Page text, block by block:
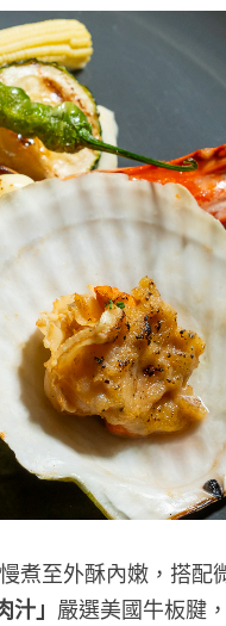
煮至外酥內嫩，搭配
」 嚴選美國牛板腱